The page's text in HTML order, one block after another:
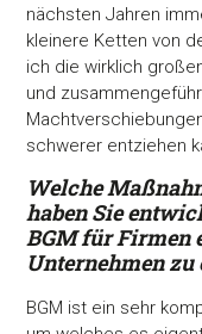
nächsten Jahren
kleinere Ketten von
ich die wirklich
und
schwerer entziehen
Welche
habenSie
BGM für Firmen
Unternehmen zu
BGM ist ein sehr